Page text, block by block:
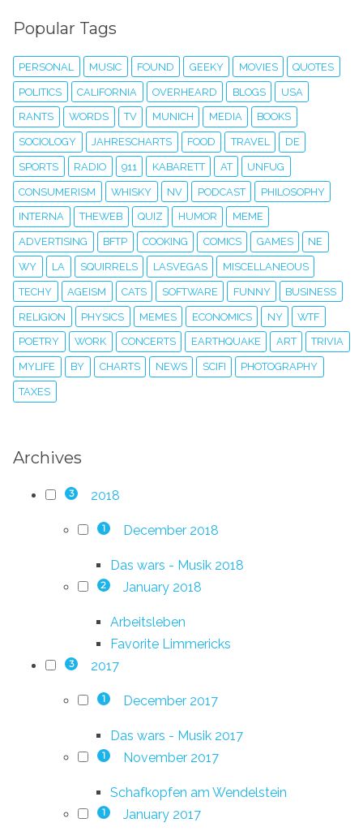
Popular Tags
PERSONAL MUSIC FOUND GEEKY MOVIES QUOTES
POLITICS CALIFORNIA OVERHEARD BLOGS USA
RANTS WORDS TV MUNICH MEDIA BOOKS
SOCIOLOGY JAHRESCHARTS FOOD TRAVEL DE
SPORTS RADIO 911 KABARETT AT UNFUG
CONSUMERISM WHISKY NV PODCAST PHILOSOPHY
INTERNA THEWEB QUIZ HUMOR MEME
ADVERTISING BFTP COOKING COMICS GAMES NE
WY LA SQUIRRELS LASVEGAS MISCELLANEOUS
TECHY AGEISM CATS SOFTWARE FUNNY BUSINESS
RELIGION PHYSICS MEMES ECONOMICS NY WTF
POETRY WORK CONCERTS EARTHQUAKE ART TRIVIA
MYLIFE BY CHARTS NEWS SCIFI PHOTOGRAPHY
TAXES
Archives
3 2018
1 December 2018
Das wars - Musik 2018
2 January 2018
Arbeitsleben
Favorite Limmericks
3 2017
1 December 2017
Das wars - Musik 2017
1 November 2017
Schafkopfen am Wendelstein
1 January 2017